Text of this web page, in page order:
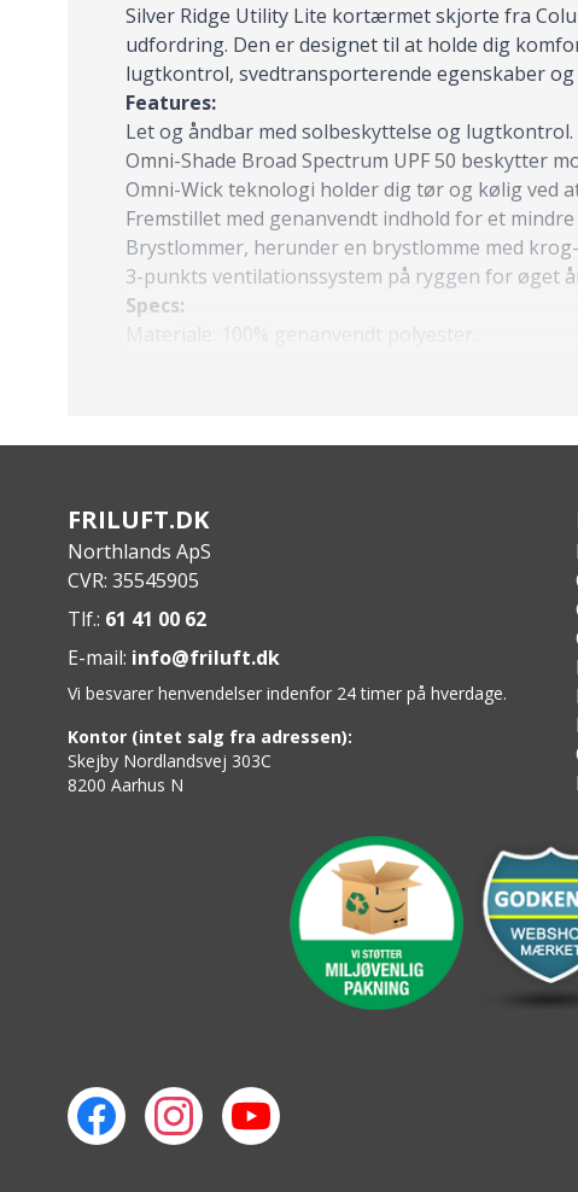
Silver Ridge Utility Lite kortærmet skjorte fra
udfordring. Den er designet til at holde dig
lugtkontrol, svedtransporterende egenskaber
Features:
Let og åndbar med solbeskyttelse og lugtkontrol.
Omni-Shade Broad Spectrum UPF 50 beskytter
Omni-Wick teknologi holder dig tør og kølig
Fremstillet med genanvendt indhold for et
Brystlommer, herunder en brystlomme med
3-punkts ventilationssystem på ryggen for øget
Specs:
Materiale: 100% genanvendt polyester.
FRILUFT.DK
Northlands ApS
CVR: 35545905
Tlf.: 61 41 00 62
E-mail: info@friluft.dk
Vi besvarer henvendelser indenfor 24 timer på hverdage.
Kontor (intet salg fra adressen):
Skejby Nordlandsvej 303C
8200 Aarhus N